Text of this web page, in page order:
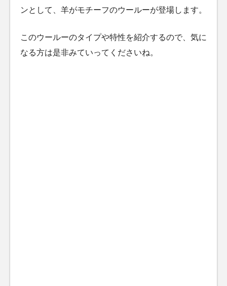
ンとして、羊がモチーフのウールーが登場します。
このウールーのタイプや特性を紹介するので、気に
なる方は是非みていってくださいね。